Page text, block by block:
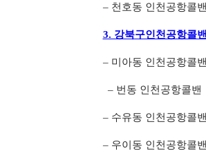
– 천호동 인천공항콜밴
3. 강북구인천공항콜밴
– 미아동 인천공항콜밴
– 번동 인천공항콜밴
– 수유동 인천공항콜밴
– 우이동 인천공항콜밴